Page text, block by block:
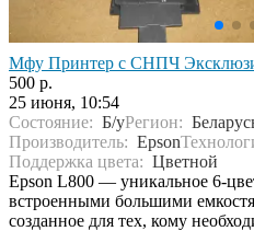
Мфу Принтер с СНПЧ
500 р.
25 июня, 10:54
Состояние: Б/уРегион:
Производитель: Epson
Поддержка цвета: Цветной
Epson L800 — уникальное 6-
встроенными большими
созданное для тех, кому